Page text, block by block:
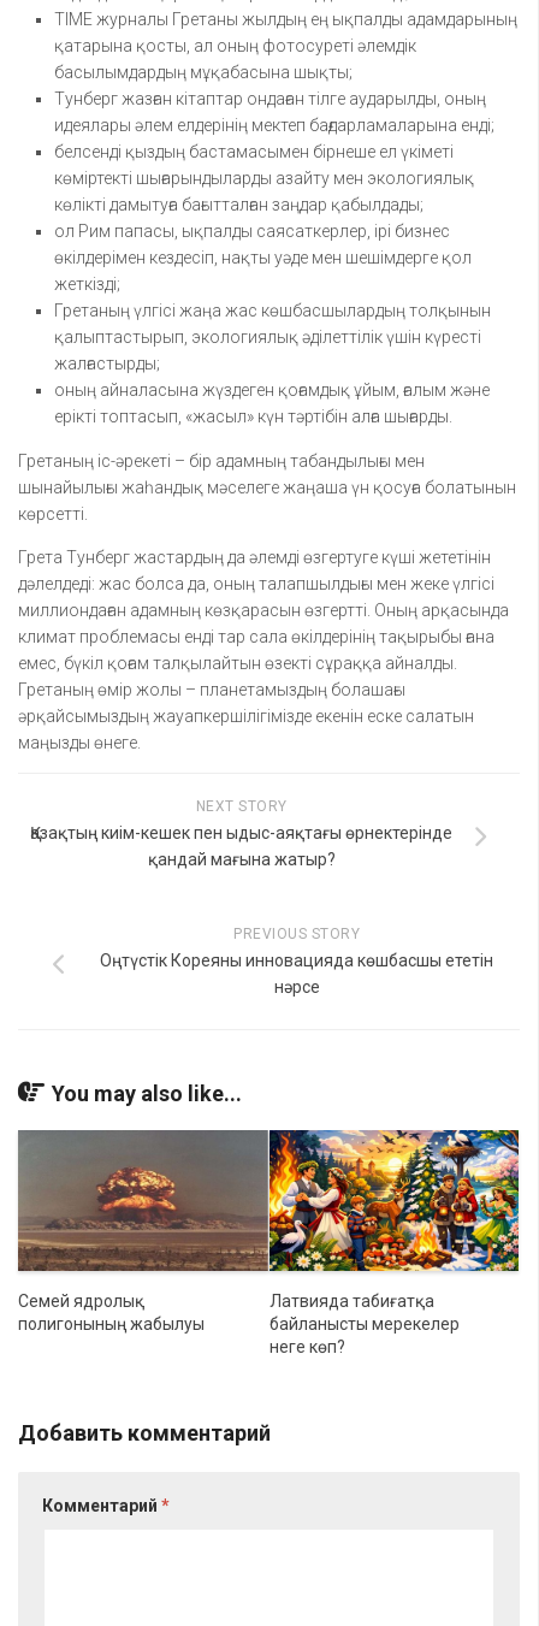
TIME журналы Гретаны жылдың ең ықпалды адамдарының
қатарына қосты, ал оның фотосуреті әлемдік
басылымдардың мұқабасына шықты;
Тунберг жазған кітаптар ондаған тілге аударылды, оның
идеялары әлем елдерінің мектеп бағдарламаларына енді;
белсенді қыздың бастамасымен бірнеше ел үкіметі
көміртекті шығарындыларды азайту мен экологиялық
көлікті дамытуға бағытталған заңдар қабылдады;
ол Рим папасы, ықпалды саясаткерлер, ірі бизнес
өкілдерімен кездесіп, нақты уәде мен шешімдерге қол
жеткізді;
Гретаның үлгісі жаңа жас көшбасшылардың толқынын
қалыптастырып, экологиялық әділеттілік үшін күресті
жалғастырды;
оның айналасына жүздеген қоғамдық ұйым, ғалым және
ерікті топтасып, «жасыл» күн тәртібін алға шығарды.
Гретаның іс-әрекеті – бір адамның табандылығы мен
шынайылығы жаһандық мәселеге жаңаша үн қосуға болатынын
көрсетті.
Грета Тунберг жастардың да әлемді өзгертуге күші жететінін
дәлелдеді: жас болса да, оның талапшылдығы мен жеке үлгісі
миллиондаған адамның көзқарасын өзгертті. Оның арқасында
климат проблемасы енді тар сала өкілдерінің тақырыбы ғана
емес, бүкіл қоғам талқылайтын өзекті сұраққа айналды.
Гретаның өмір жолы – планетамыздың болашағы
әрқайсымыздың жауапкершілігімізде екенін еске салатын
маңызды өнеге.
NEXT STORY
Қазақтың киім-кешек пен ыдыс-аяқтағы өрнектерінде
қандай мағына жатыр?
PREVIOUS STORY
Оңтүстік Кореяны инновацияда көшбасшы ететін
нәрсе
You may also like...
Семей ядролық
полигонының жабылуы
Латвияда табиғатқа
байланысты мерекелер
неге көп?
Добавить комментарий
Комментарий *